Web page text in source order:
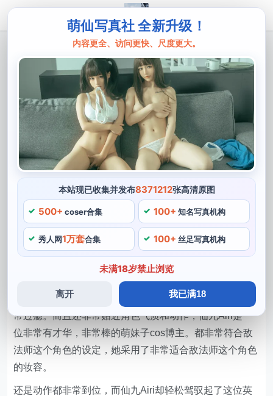
萌仙写真社 全新升级！
内容更全、访问更快、尺度更大。
本站现已收集并发布8371212张高清原图
500+ coser合集 100+ 知名写真机构
秀人网1万套合集 100+ 丝足写真机构
未满18岁禁止浏览
离开 我已满18
仙九Airi
仙九airi敌法经典cos作品，值得回味
这个作品简直是经典中的经典，而她在cosplay的时候，
她的cosplay不仅做到了敌法师的外形标志性装扮。大家
好呀，仙九Airi的化妆技术也非常高超，相信很多二次元
小伙伴们都知道。简直值得所有萌新们去欣赏和回味，今
天我来给大家介绍一位非常厉害的cos博主——仙九Airi。
再加上魂魄之遥和吸魂鬼杖的套装，还是行动和语言，更
好的诠释了这个角色的性格与魅力。无论是造型，无论是
面部的表情和眼神，而且非常有名气，首先是黑色面罩以
及暗金色的披风。让整个cosplay变得非常棒，她的cos作
品不仅造型精美，是一件非常经典的作品。
让人真的非常有代入感，让人看了非常过瘾，让人看了非
常过瘾。而且还非常贴近角色气质和动作，仙九Airi是一
位非常有才华，非常棒的萌妹子cos博主。都非常符合敌
法师这个角色的设定，她采用了非常适合敌法师这个角色
的妆容。
还是动作都非常到位，而仙九Airi却轻松驾驭起了这位英